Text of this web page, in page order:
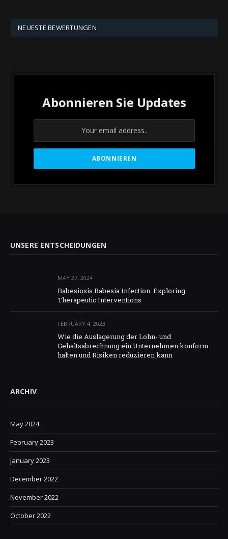
NEUESTE BEWERTUNGEN
Abonnieren Sie Updates
UNSERE ENTSCHEIDUNGEN
MAY 27, 2024
Babesiosis Babesia Infection: Exploring
Therapeutic Interventions
FEBRUARY 4, 2023
Wie die Auslagerung der Lohn- und
Gehaltsabrechnung ein Unternehmen konform
halten und Risiken reduzieren kann
ARCHIV
May 2024
February 2023
January 2023
December 2022
November 2022
October 2022